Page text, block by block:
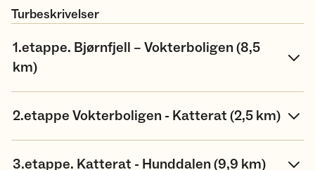
Turbeskrivelser
1.etappe. Bjørnfjell – Vokterboligen (8,5
km)
2.etappe Vokterboligen - Katterat (2,5 km)
3.etappe. Katterat - Hunddalen (9,9 km)